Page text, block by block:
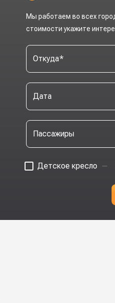
Мы работаем во всех
стоимости укажите
Откуда*
Дата
Пассажиры
Детское кресло